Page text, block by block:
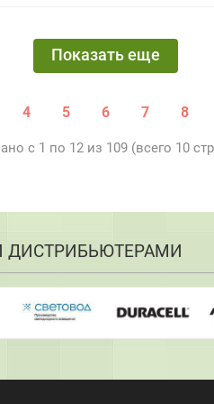
Показать еще
4 5 6 7 8
с 1 по 12 из 109 (всего 10